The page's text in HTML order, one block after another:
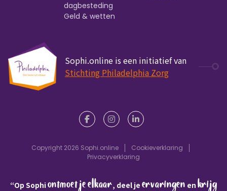
dagbesteding
Geld & wetten
Sophi.online is een initiatief van
Stichting Philadelphia Zorg
Copyright 2026 Sophi.online
Cookieverklaring
Privacyverklaring
“Op Sophiontmoet je elkaar, deel je ervaringen en krijg